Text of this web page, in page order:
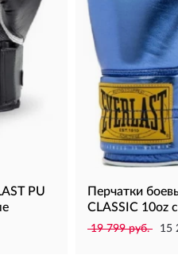
PU
Перчатки
CLASSIC 10oz
19 799 руб. 15